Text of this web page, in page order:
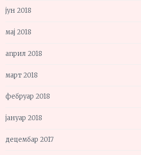
јун 2018
мај 2018
април 2018
март 2018
фебруар 2018
јануар 2018
децембар 2017